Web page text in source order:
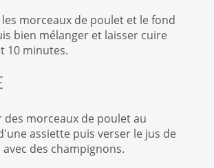
morceaux de poulet et le fond
bien mélanger et laisser cuire
10 minutes.
des morceaux de poulet au
assiette puis verser le jus de
avec des champignons.